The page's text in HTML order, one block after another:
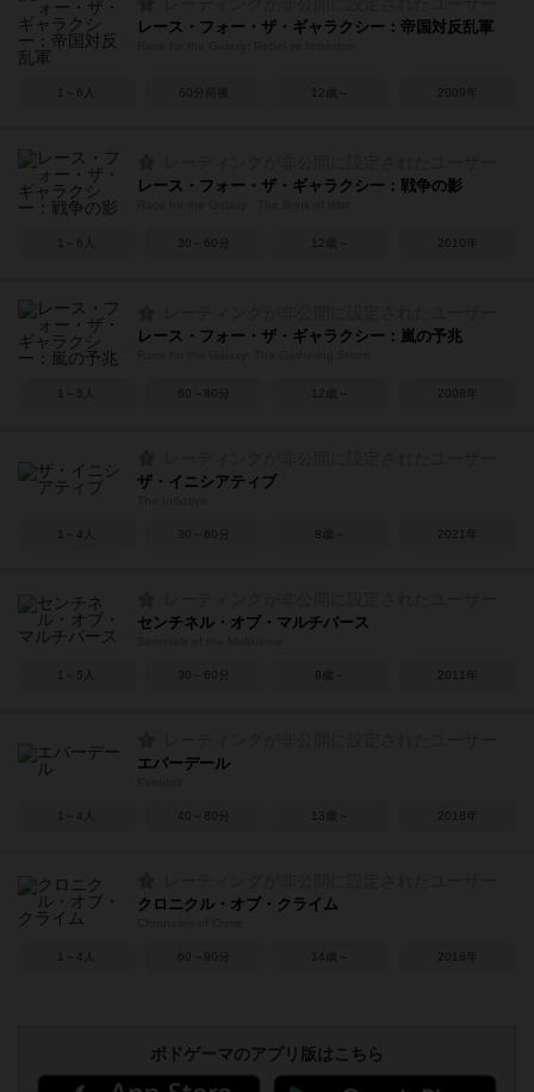
レース・フォー・ザ・ギャラクシー：帝国対反乱軍
1～6人 60分前後 12歳～ 2009年
レース・フォー・ザ・ギャラクシー：戦争の影
1～6人 30～60分 12歳～ 2010年
レース・フォー・ザ・ギャラクシー：嵐の予兆
1～5人 60～80分 12歳～ 2008年
ザ・イニシアティブ
1～4人 30～60分 8歳～ 2021年
センチネル・オブ・マルチバース
1～5人 30～60分 8歳～ 2011年
エバーデール
1～4人 40～80分 13歳～ 2018年
クロニクル・オブ・クライム
1～4人 60～90分 14歳～ 2018年
ボドゲーマのアプリ版はこちら